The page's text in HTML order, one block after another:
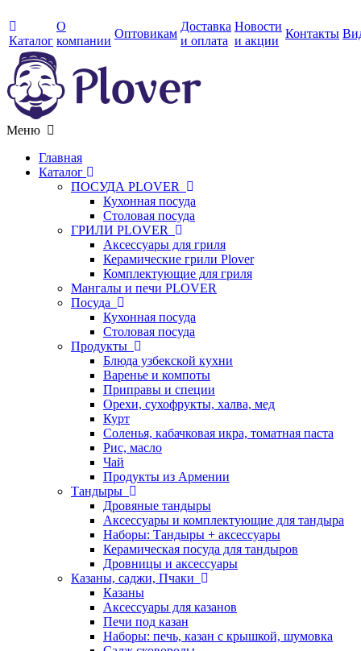
Каталог
О
компании
Оптовикам
Доставка
и оплата
Новости
и акции
Контакты
Меню
Главная
Каталог
ПОСУДА PLOVER
Кухонная посуда
Столовая посуда
ГРИЛИ PLOVER
Аксессуары для гриля
Керамические грили Plover
Комплектующие для гриля
Мангалы и печи PLOVER
Посуда
Кухонная посуда
Столовая посуда
Продукты
Блюда узбекской кухни
Варенье и компоты
Приправы и специи
Орехи, сухофрукты, халва, мед
Курт
Соленья, кабачковая икра, томатная паста
Рис, масло
Чай
Продукты из Армении
Тандыры
Дровяные тандыры
Аксессуары и комплектующие для тандыра
Наборы: Тандыры + аксессуары
Керамическая посуда для тандыров
Дровницы и аксессуары
Казаны, саджи, Пчаки
Казаны
Аксессуары для казанов
Печи под казан
Наборы: печь, казан с крышкой, шумовка